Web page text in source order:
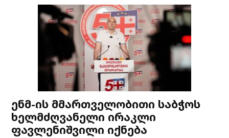
ენმ-ის მმართველობითი საბჭოს
ხელმძღვანელი ირაკლი
ფავლენიშვილი იქნება